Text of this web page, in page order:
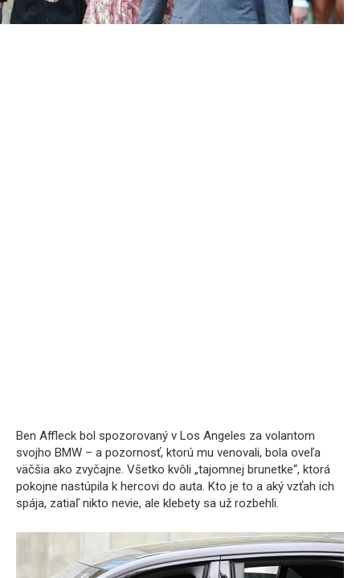
Ben Affleck bol spozorovaný v Los Angeles za volantom
svojho BMW – a pozornosť, ktorú mu venovali, bola oveľa
väčšia ako zvyčajne. Všetko kvôli „tajomnej brunetke“, ktorá
pokojne nastúpila k hercovi do auta. Kto je to a aký vzťah ich
spája, zatiaľ nikto nevie, ale klebety sa už rozbehli.